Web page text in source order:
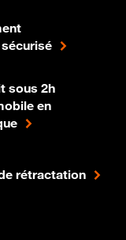
sous 2h
en
rétractation